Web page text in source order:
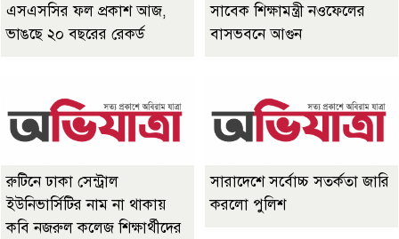
এসএসসির ফল প্রকাশ আজ,
ভাঙছে ২০ বছরের রেকর্ড
সাবেক শিক্ষামন্ত্রী নওফেলের
বাসভবনে আগুন
রুটিনে ঢাকা সেন্ট্রাল
ইউনিভার্সিটির নাম না থাকায়
কবি নজরুল কলেজ শিক্ষার্থীদের
সারাদেশে সর্বোচ্চ সতর্কতা জারি
করলো পুলিশ